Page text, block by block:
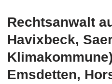
Rechtsanwalt
Havixbeck,
Emsdetten,